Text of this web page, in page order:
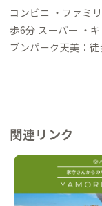
分）→天美IC→（
速道20分）→駒川
コンビニ ・ファミ
歩6分 スーパー ・キンショウ：徒歩7分 ・万代：徒歩10分 ・セ
ブンパーク天美：徒歩17分 ドラッグストア
関連リンク